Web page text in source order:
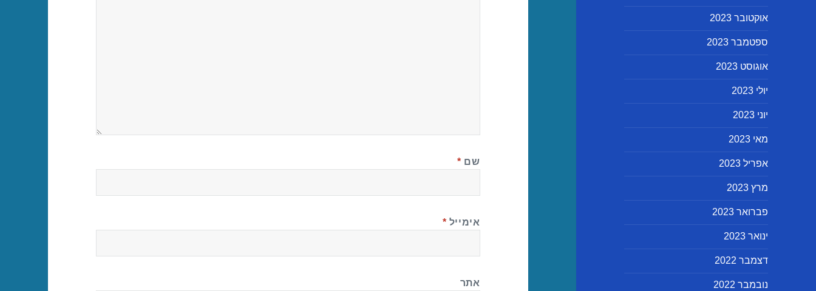
אוקטובר 2023
ספטמבר 2023
אוגוסט 2023
יולי 2023
יוני 2023
מאי 2023
אפריל 2023
מרץ 2023
פברואר 2023
ינואר 2023
דצמבר 2022
נובמבר 2022
שם *
אימייל *
אתר